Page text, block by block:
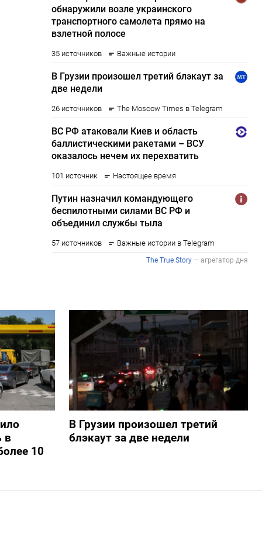
в
10
В Грузии произошел третий
блэкаут за две недели